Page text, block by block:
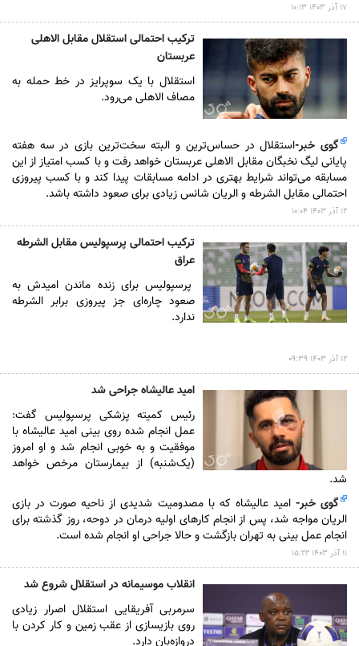
۱۷ آذر ۱۴۰۳ ۱۰:۱۳
ترکیب احتمالی استقلال مقابل الاهلی
عربستان
استقلال با یک سوپرایز در خط حمله به
مصاف الاهلی می‌رود.
گوی خبر-استقلال در حساس‌ترین و البته سخت‌ترین بازی در سه هفته
پایانی لیگ نخبگان مقابل الاهلی عربستان خواهد رفت و با کسب امتیاز از این
مسابقه می‌تواند شرایط بهتری در ادامه مسابقات پیدا کند و با کسب پیروزی
احتمالی مقابل الشرطه و الریان شانس زیادی برای صعود داشته باشد.
۱۲ آذر ۱۴۰۳ ۱۰:۰۴
ترکیب احتمالی پرسپولیس مقابل الشرطه
عراق
پرسپولیس برای زنده ماندن امیدش به
صعود چاره‌ای جز پیروزی برابر الشرطه
ندارد.
۱۲ آذر ۱۴۰۳ ۰۹:۳۹
امید عالیشاه جراحی شد
رئیس کمیته پزشکی پرسپولیس گفت:
عمل انجام شده روی بینی امید عالیشاه با
موفقیت و به خوبی انجام شد و او امروز
(یک‌شنبه) از بیمارستان مرخص خواهد
شد.
گوی خبر-امید عالیشاه که با مصدومیت شدیدی از ناحیه صورت در بازی
الریان مواجه شد، پس از انجام کار‌های اولیه درمان در دوحه، روز گذشته برای
انجام عمل بینی به تهران بازگشت و حالا جراحی او انجام شده است.
۱۱ آذر ۱۴۰۳ ۱۵:۲۲
انقلاب موسیمانه در استقلال شروع شد
سرمربی آفریقایی استقلال اصرار زیادی
روی بازیسازی از عقب زمین و کار کردن با
دروازه‌بان دارد.